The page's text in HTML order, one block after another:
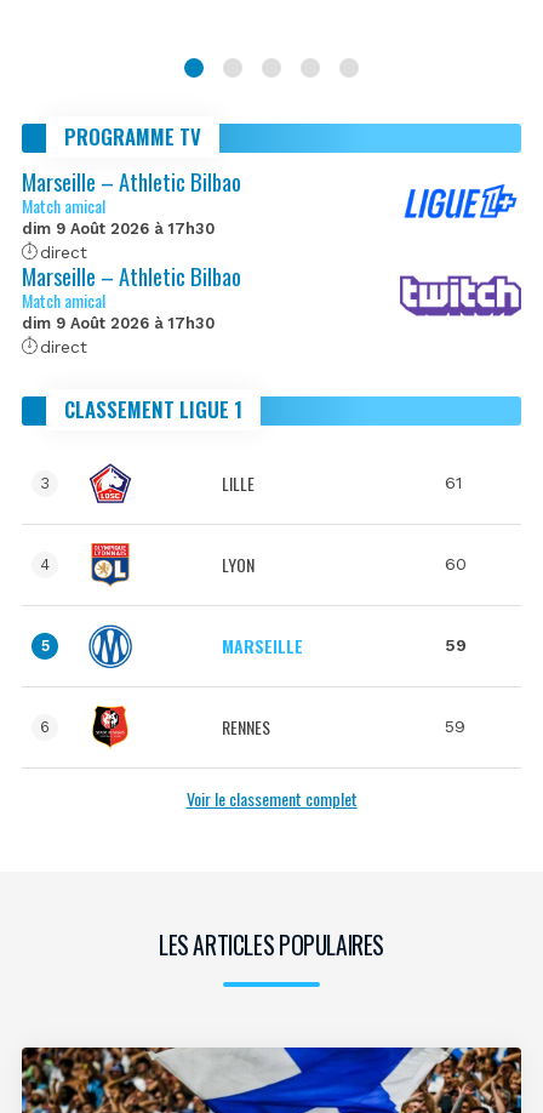
PROGRAMME TV
Marseille – Athletic Bilbao
Match amical
dim 9 Août 2026 à 17h30
direct
Marseille – Athletic Bilbao
Match amical
dim 9 Août 2026 à 17h30
direct
CLASSEMENT LIGUE 1
3 LILLE 61
4 LYON 60
5 MARSEILLE 59
6 RENNES 59
Voir le classement complet
LES ARTICLES POPULAIRES